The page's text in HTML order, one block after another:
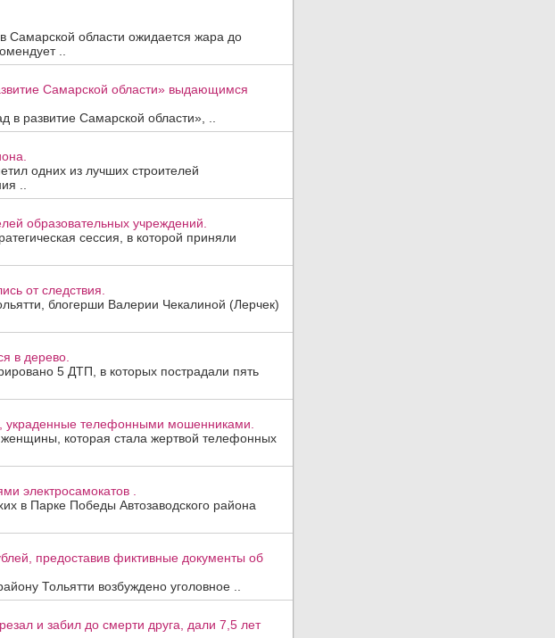
области ожидается жара до
..
Самарской области» выдающимся
в развитие Самарской области», ..
одних из лучших строителей
..
образовательных учреждений.
сессия, в которой приняли
от следствия.
блогерши Валерии Чекалиной (Лерчек)
в дерево.
5 ДТП, в которых пострадали пять
украденные телефонными мошенниками.
которая стала жертвой телефонных
электросамокатов .
в Парке Победы Автозаводского района
предоставив фиктивные документы об
Тольятти возбуждено уголовное ..
и забил до смерти друга, дали 7,5 лет